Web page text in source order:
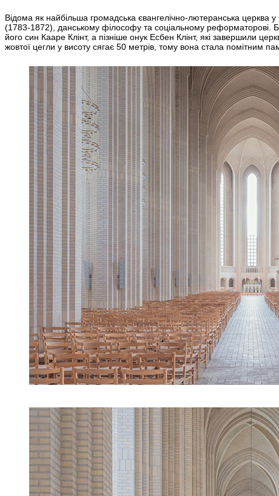
Відома як найбільша громадська євангелічно-лютеранська церква
(1783-1872), данському філософу та соціальному реформаторові.
його син Кааре Клінт, а пізніше онук Есбен Клінт, які завершили
жовтої цегли у висоту сягає 50 метрів, тому вона стала помітним